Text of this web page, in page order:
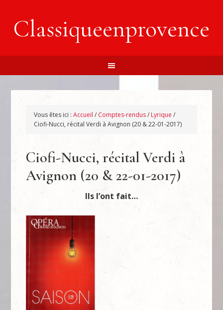
Classiqueenprovence
Vous êtes ici :Accueil / Comptes-rendus/ Lyrique /
Ciofi-Nucci, récital Verdi à Avignon (20 & 22-01-2017)
Ciofi-Nucci, récital Verdi à
Avignon (20 & 22-01-2017)
Ils l’ont fait…